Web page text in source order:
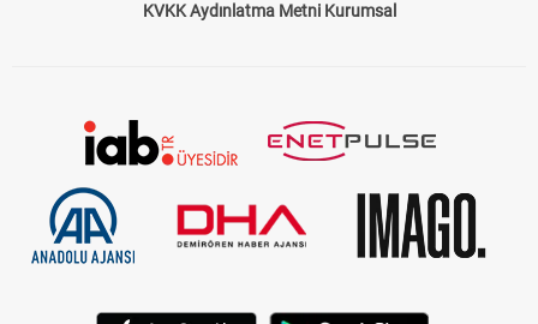
KVKK Aydınlatma Metni Kurumsal